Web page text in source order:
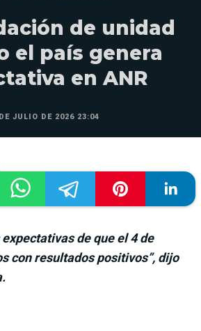
de unidad
el país genera
en ANR
JULIO DE 2026 23:04
de que el 4 de
con resultados positivos”, dijo